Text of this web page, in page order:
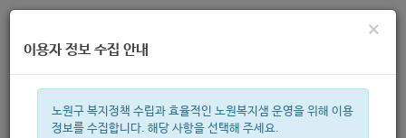
×
이용자 정보 수집 안내
노원구 복지정책 수립과 효율적인 노원복지샘 운영을 위해 이용
정보를 수집합니다. 해당 사항을 선택해 주세요.